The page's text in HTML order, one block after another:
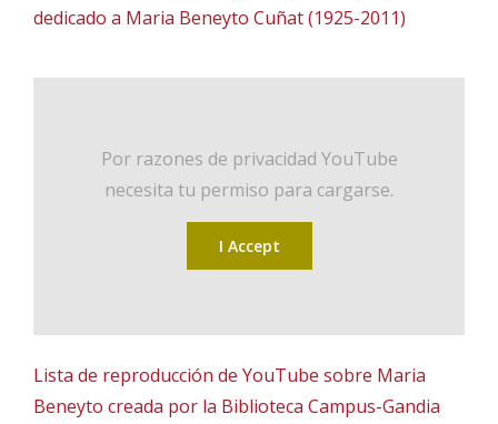
dedicado a Maria Beneyto Cuñat (1925-2011)
Por razones de privacidad YouTube
necesita tu permiso para cargarse.
I Accept
Lista de reproducción de YouTube sobre Maria
Beneyto creada por la Biblioteca Campus-Gandia